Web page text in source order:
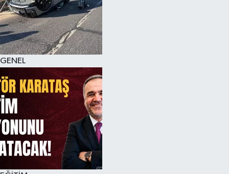
GENEL
KÜLTÜR SANAT
MAGAZİN
SAĞLIK
SİYASET
SPOR
TEKNOLOJİ